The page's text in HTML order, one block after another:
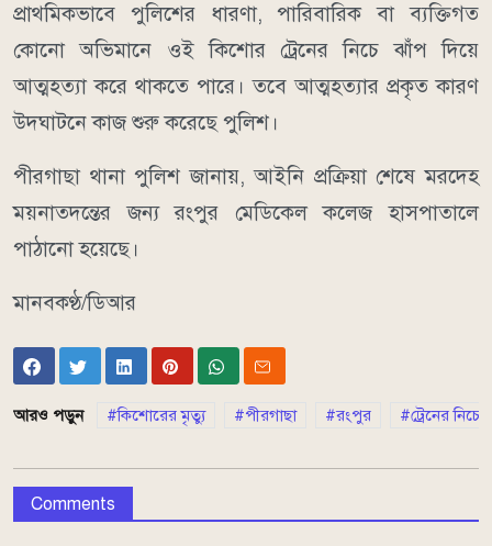
প্রাথমিকভাবে পুলিশের ধারণা, পারিবারিক বা ব্যক্তিগত
কোনো অভিমানে ওই কিশোর ট্রেনের নিচে ঝাঁপ দিয়ে
আত্মহত্যা করে থাকতে পারে। তবে আত্মহত্যার প্রকৃত কারণ
উদঘাটনে কাজ শুরু করেছে পুলিশ।
পীরগাছা থানা পুলিশ জানায়, আইনি প্রক্রিয়া শেষে মরদেহ
ময়নাতদন্তের জন্য রংপুর মেডিকেল কলেজ হাসপাতালে
পাঠানো হয়েছে।
মানবকণ্ঠ/ডিআর
আরও পড়ুন কিশোরের মৃত্যু পীরগাছা রংপুর ট্রেনের নিচে
Comments